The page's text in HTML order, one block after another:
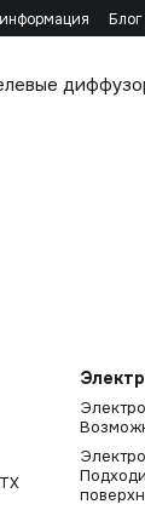
информация Блог